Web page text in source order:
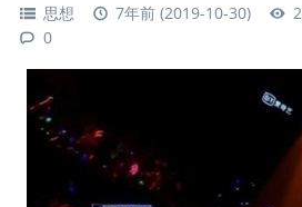
思想 7年前 (2019-10-30)
0